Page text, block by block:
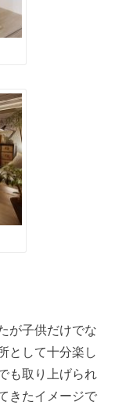
が子供だけでな
として十分楽し
も取り上げられ
きたイメージで